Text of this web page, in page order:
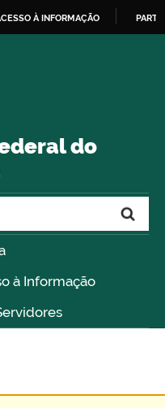
À INFORMAÇÃO
do
à Informação